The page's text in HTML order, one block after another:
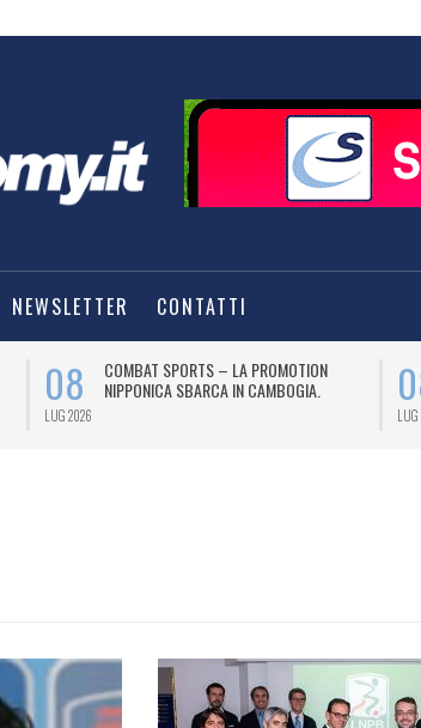
NEWSLETTER CONTATTI
08
LUG 2026
COMBAT SPORTS – LA PROMOTION
NIPPONICA SBARCA IN CAMBOGIA.